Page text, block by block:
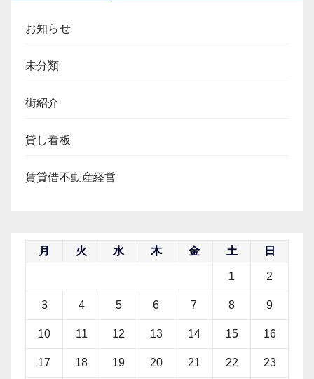
お知らせ
未分類
街紹介
貸し看板
賃貸借不動産経営
月 火 水 木 金 土 日
1 2
3 4 5 6 7 8 9
10 11 12 13 14 15 16
17 18 19 20 21 22 23